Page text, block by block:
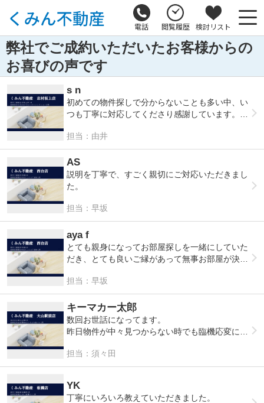
電話 閲覧履歴 検討リスト
弊社でご成約いただいたお客様からの
お喜びの声です
s n
初めての物件探しで分からないことも多い中、い
つも丁寧に対応してくださり感謝しています。ま
担当：由井
AS
説明を丁寧で、すごく親切にご対応いただきまし
た。
担当：早坂
aya f
とても親身になってお部屋探しを一緒にしていた
だき、とても良いご縁があって無事お部屋が決ま
対応もいつも笑顔で、聞きたいことも聞きやす
く、安心のお部屋探しが出来ました
担当：早坂
キーマカー太郎
数回お世話になってます。
昨日物件が中々見つからない時でも臨機応変に親
担当：須々田
YK
丁寧にいろいろ教えていただきました。